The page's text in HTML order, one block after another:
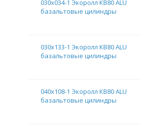
030х034-1 Экоролл КВ80 ALU
базальтовые цилиндры
030х133-1 Экоролл КВ80 ALU
базальтовые цилиндры
040х108-1 Экоролл КВ80 ALU
базальтовые цилиндры